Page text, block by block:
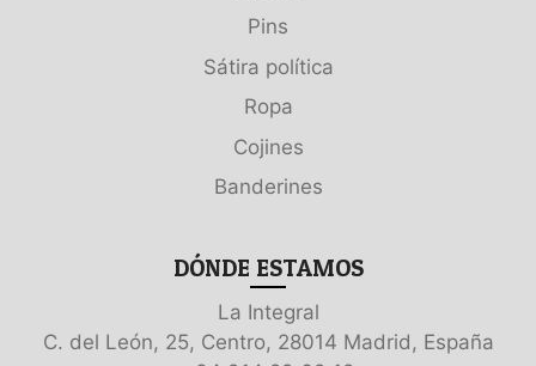
Pins
Sátira política
Ropa
Cojines
Banderines
DÓNDE ESTAMOS
La Integral
C. del León, 25, Centro, 28014 Madrid, España